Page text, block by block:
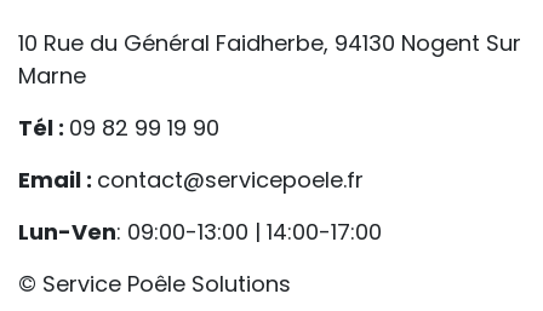
10 Rue du Général Faidherbe, 94130 Nogent Sur
Marne
Tél : 09 82 99 19 90
Email : contact@servicepoele.fr
Lun-Ven: 09:00-13:00 | 14:00-17:00
© Service Poêle Solutions